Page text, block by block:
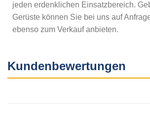
jeden erdenklichen Einsatzbereich.
Gerüste können Sie bei uns auf
ebenso zum Verkauf anbieten.
Kundenbewertungen